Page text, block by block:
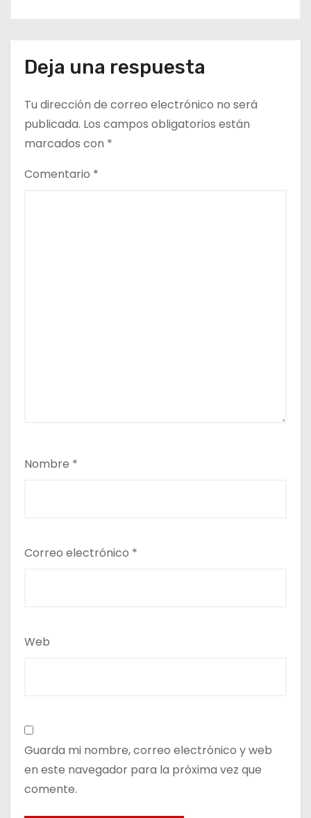
Deja una respuesta
Tu dirección de correo electrónico no será
publicada. Los campos obligatorios están
marcados con *
Comentario *
Nombre *
Correo electrónico *
Web
Guarda mi nombre, correo electrónico y web
en este navegador para la próxima vez que
comente.